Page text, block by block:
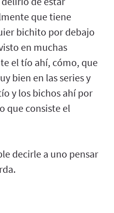
que tiene
bichito por debajo
en muchas
el tío ahí, cómo, que
bien en las series y
y los bichos ahí por
que consiste el
decirle a uno pensar